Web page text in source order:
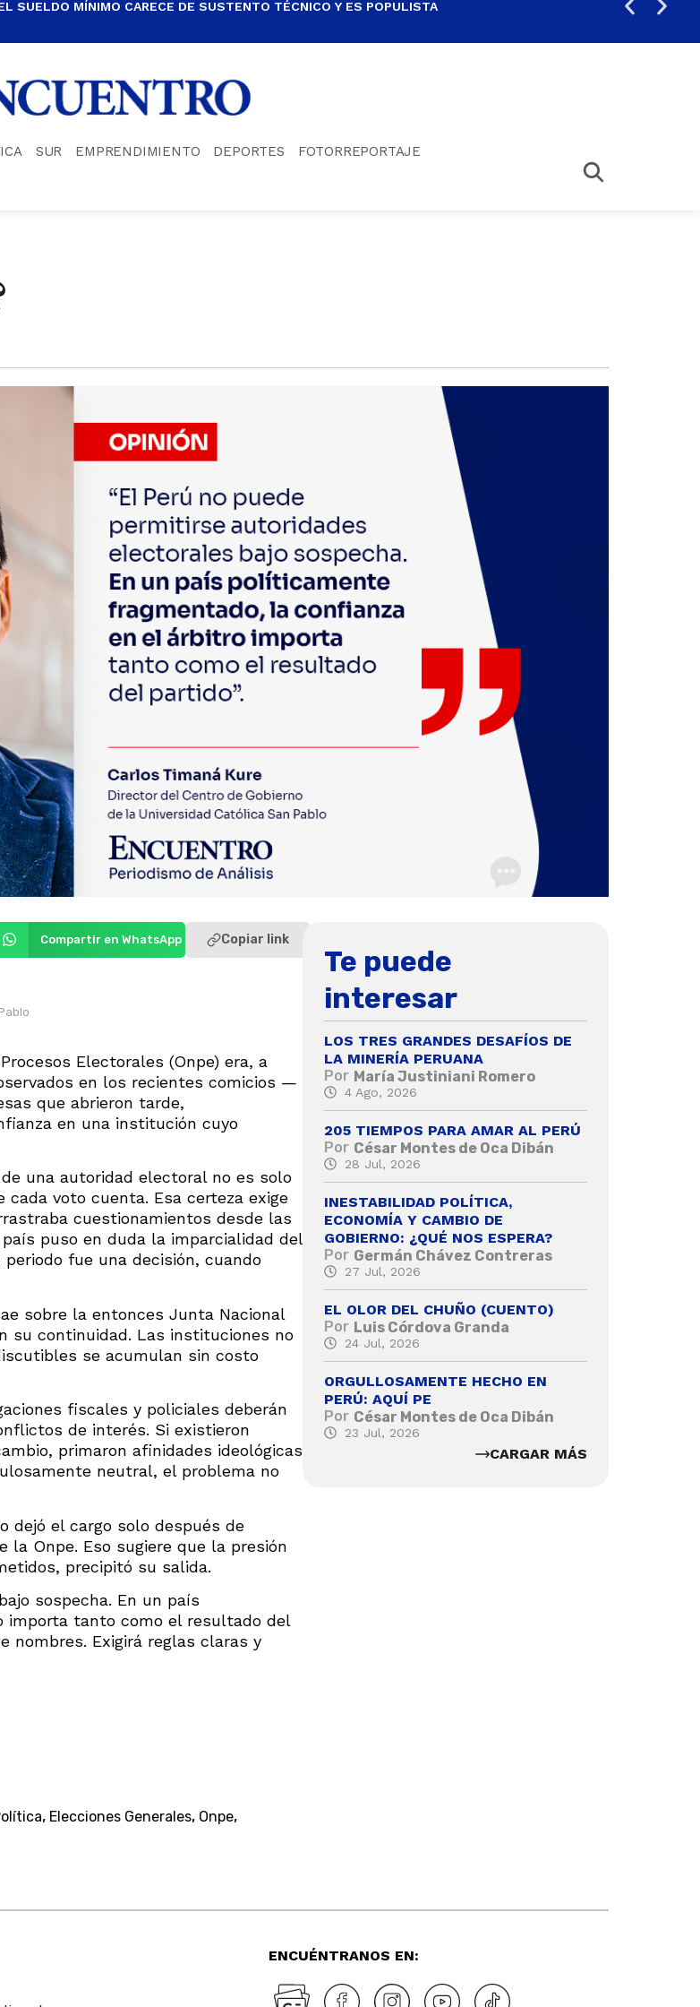
SUELDO MÍNIMO CARECE DE SUSTENTO TÉCNICO Y ES POPULISTA
SUR EMPRENDIMIENTO DEPORTES FOTORREPORTAJE
Compartir en WhatsApp Copiar link
Electorales (Onpe) era, a
en los recientes comicios —
que abrieron tarde,
en una institución cuyo
una autoridad electoral no es solo
voto cuenta. Esa certeza exige
cuestionamientos desde las
puso en duda la imparcialidad del
fue una decisión, cuando
sobre la entonces Junta Nacional
su continuidad. Las instituciones no
se acumulan sin costo
fiscales y policiales deberán
de interés. Si existieron
primaron afinidades ideológicas
neutral, el problema no
dejó el cargo solo después de
Onpe. Eso sugiere que la presión
precipitó su salida.
sospecha. En un país
importa tanto como el resultado del
nombres. Exigirá reglas claras y
, Elecciones Generales, Onpe,
Te puede
interesar
LOS TRES GRANDES DESAFÍOS DE
LA MINERÍA PERUANA
Por María Justiniani Romero
4 Ago, 2026
205 TIEMPOS PARA AMAR AL PERÚ
Por César Montes de Oca Dibán
28 Jul, 2026
INESTABILIDAD POLÍTICA,
ECONOMÍA Y CAMBIO DE
GOBIERNO: ¿QUÉ NOS ESPERA?
Por Germán Chávez Contreras
27 Jul, 2026
EL OLOR DEL CHUÑO (CUENTO)
Por Luis Córdova Granda
24 Jul, 2026
ORGULLOSAMENTE HECHO EN
PERÚ: AQUÍ PE
Por César Montes de Oca Dibán
23 Jul, 2026
CARGAR MÁS
ENCUÉNTRANOS EN: